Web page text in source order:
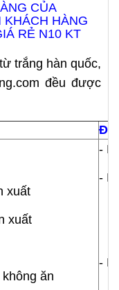
CỦA
KHÁCH HÀNG
RẺ N10 KT
trắng hàn quốc,
đều được
xuất
xuất
ăn
-
-
-